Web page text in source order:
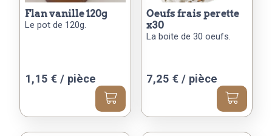
flan vanille 120g
Le pot de 120g.
1,15 € / pièce
oeufs frais perette
x30
La boite de 30 oeufs.
7,25 € / pièce